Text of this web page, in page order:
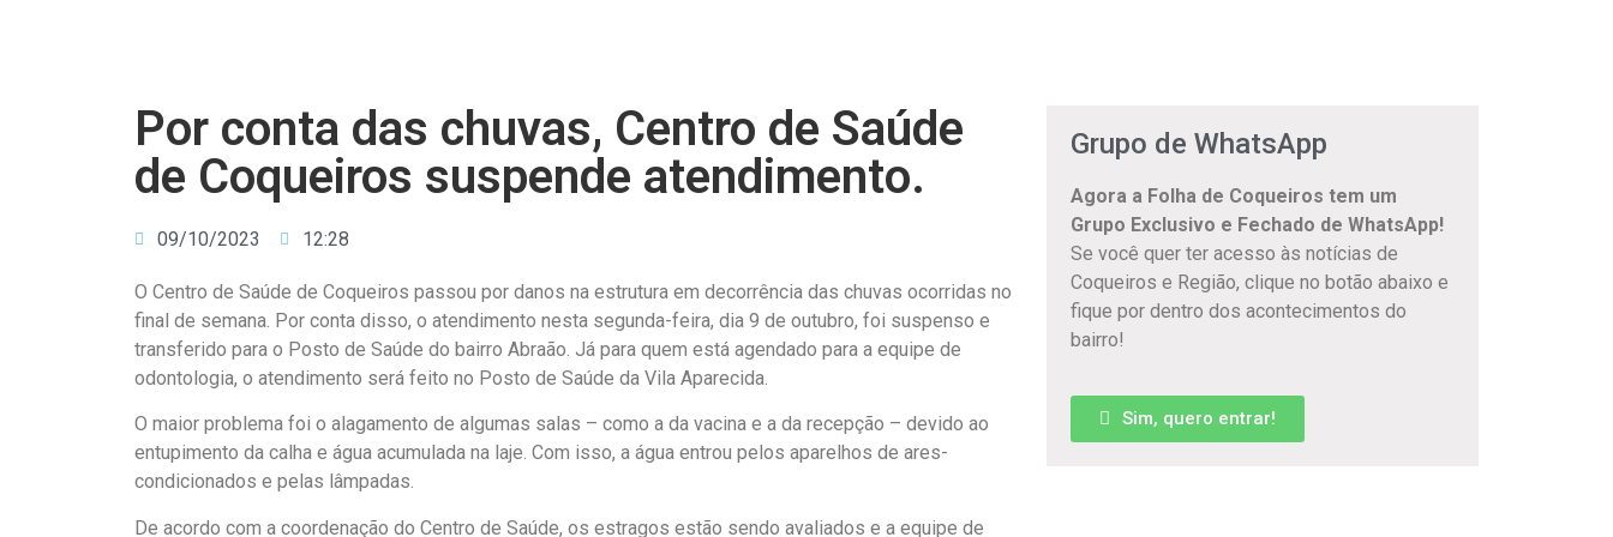
Por conta das chuvas, Centro de Saúde
de Coqueiros suspende atendimento.
09/10/2023 12:28
O Centro de Saúde de Coqueiros passou por danos na estrutura em decorrência das chuvas ocorridas no
final de semana. Por conta disso, o atendimento nesta segunda-feira, dia 9 de outubro, foi suspenso e
transferido para o Posto de Saúde do bairro Abraão. Já para quem está agendado para a equipe de
odontologia, o atendimento será feito no Posto de Saúde da Vila Aparecida.
O maior problema foi o alagamento de algumas salas – como a da vacina e a da recepção – devido ao
entupimento da calha e água acumulada na laje. Com isso, a água entrou pelos aparelhos de ares-
condicionados e pelas lâmpadas.
De acordo com a coordenação do Centro de Saúde, os estragos estão sendo avaliados e a equipe de
Grupo de WhatsApp
Agora a Folha de Coqueiros tem um
Grupo Exclusivo e Fechado de WhatsApp!
Se você quer ter acesso às notícias de
Coqueiros e Região, clique no botão abaixo e
fique por dentro dos acontecimentos do
bairro!
Sim, quero entrar!